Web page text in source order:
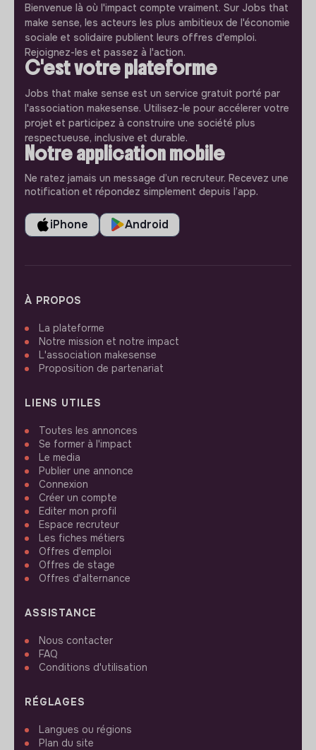
Bienvenue là où l'impact compte vraiment. Sur Jobs that
make sense, les acteurs les plus ambitieux de l'économie
sociale et solidaire publient leurs offres d'emploi.
Rejoignez-les et passez à l'action.
C'est votre plateforme
Jobs that make sense est un service gratuit porté par
l'association makesense. Utilisez-le pour accélerer votre
projet et participez à construire une société plus
respectueuse, inclusive et durable.
Notre application mobile
Ne ratez jamais un message d’un recruteur. Recevez une
notification et répondez simplement depuis l’app.
iPhone Android
À PROPOS
La plateforme
Notre mission et notre impact
L'association makesense
Proposition de partenariat
LIENS UTILES
Toutes les annonces
Se former à l'impact
Le media
Publier une annonce
Connexion
Créer un compte
Editer mon profil
Espace recruteur
Les fiches métiers
Offres d'emploi
Offres de stage
Offres d'alternance
ASSISTANCE
Nous contacter
FAQ
Conditions d'utilisation
RÉGLAGES
Langues ou régions
Plan du site